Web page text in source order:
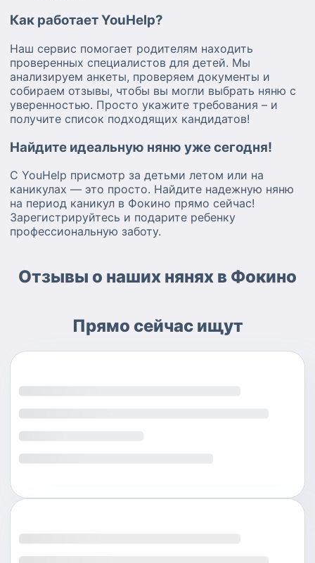
Как работает YouHelp?
Наш сервис помогает родителям находить
проверенных специалистов для детей. Мы
анализируем анкеты, проверяем документы и
собираем отзывы, чтобы вы могли выбрать няню с
уверенностью. Просто укажите требования – и
получите список подходящих кандидатов!
Найдите идеальную няню уже сегодня!
С YouHelp присмотр за детьми летом или на
каникулах — это просто. Найдите надежную няню
на период каникул в Фокино прямо сейчас!
Зарегистрируйтесь и подарите ребенку
профессиональную заботу.
Отзывы о наших нянях в Фокино
Прямо сейчас ищут